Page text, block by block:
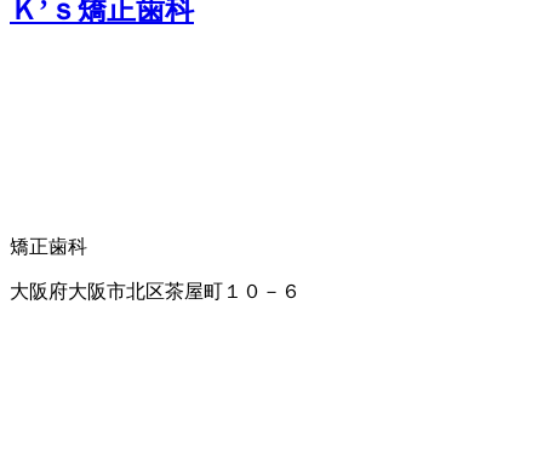
Ｋ’ｓ矯正歯科
矯正歯科
大阪府大阪市北区茶屋町１０－６